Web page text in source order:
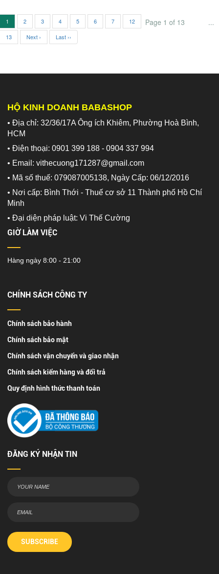
Page 1 of 13
1 2 3 4 5 6 7 ...
12
13
Next › Last ››
HỘ KINH DOANH BABASHOP
• Địa chỉ: 32/36/17A Ông ích Khiêm, Phường Hoà Bình,
HCM
• Điện thoại: 0901 399 188 - 0904 337 994
• Email: vithecuong171287@gmail.com
• Mã số thuế: 079087005138, Ngày Cấp: 06/12/2016
• Nơi cấp: Bình Thới - Thuế cơ sở 11 Thành phố Hồ Chí
Minh
• Đại diện pháp luật: Vi Thế Cường
GIỜ LÀM VIỆC
Hàng ngày 8:00 - 21:00
CHÍNH SÁCH CÔNG TY
Chính sách bảo hành
Chính sách bảo mật
Chính sách vận chuyển và giao nhận
Chính sách kiểm hàng và đổi trả
Quy định hình thức thanh toán
ĐĂNG KÝ NHẬN TIN
SUBSCRIBE